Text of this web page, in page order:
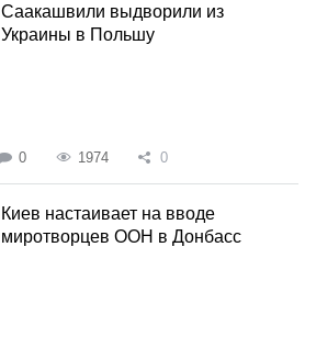
Саакашвили выдворили из
Украины в Польшу
0 1974 0
Киев настаивает на вводе
миротворцев ООН в Донбасс